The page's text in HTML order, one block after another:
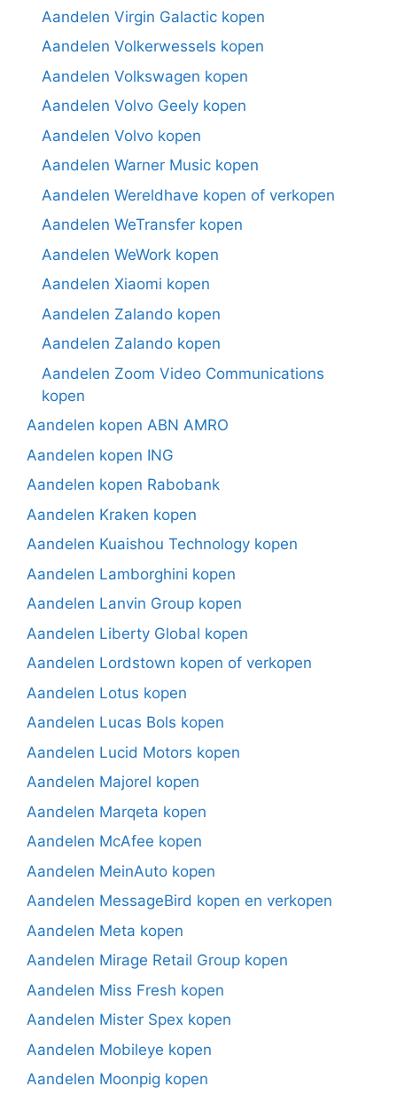
Aandelen Virgin Galactic kopen
Aandelen Volkerwessels kopen
Aandelen Volkswagen kopen
Aandelen Volvo Geely kopen
Aandelen Volvo kopen
Aandelen Warner Music kopen
Aandelen Wereldhave kopen of verkopen
Aandelen WeTransfer kopen
Aandelen WeWork kopen
Aandelen Xiaomi kopen
Aandelen Zalando kopen
Aandelen Zalando kopen
Aandelen Zoom Video Communications
kopen
Aandelen kopen ABN AMRO
Aandelen kopen ING
Aandelen kopen Rabobank
Aandelen Kraken kopen
Aandelen Kuaishou Technology kopen
Aandelen Lamborghini kopen
Aandelen Lanvin Group kopen
Aandelen Liberty Global kopen
Aandelen Lordstown kopen of verkopen
Aandelen Lotus kopen
Aandelen Lucas Bols kopen
Aandelen Lucid Motors kopen
Aandelen Majorel kopen
Aandelen Marqeta kopen
Aandelen McAfee kopen
Aandelen MeinAuto kopen
Aandelen MessageBird kopen en verkopen
Aandelen Meta kopen
Aandelen Mirage Retail Group kopen
Aandelen Miss Fresh kopen
Aandelen Mister Spex kopen
Aandelen Mobileye kopen
Aandelen Moonpig kopen